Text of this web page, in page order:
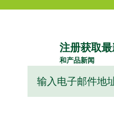
注册获取
和产品新闻